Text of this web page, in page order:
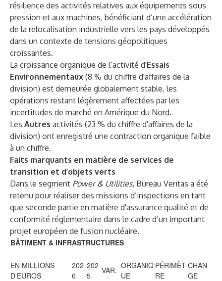
résilience des activités relatives aux équipements sous
pression et aux machines, bénéficiant d’une accélération
de la relocalisation industrielle vers les pays développés
dans un contexte de tensions géopolitiques
croissantes.
La croissance organique de l’activité d'Essais
Environnementaux (8 % du chiffre d'affaires de la
division) est demeurée globalement stable, les
opérations restant légèrement affectées par les
incertitudes de marché en Amérique du Nord.
Les Autres activités (23 % du chiffre d'affaires de la
division) ont enregistré une contraction organique faible
à un chiffre.
Faits marquants en matière de services de
transition et d’objets verts
Dans le segment Power & Utilities, Bureau Veritas a été
retenu pour réaliser des missions d’inspections en tant
que seconde partie en matière d'assurance qualité et de
conformité réglementaire dans le cadre d’un important
projet européen de fusion nucléaire.
BÂTIMENT & INFRASTRUCTURES
EN MILLIONS
D'EUROS
202
6
202
5
VAR. ORGANIQ
UE
PÉRIMÈT
RE
CHAN
GE